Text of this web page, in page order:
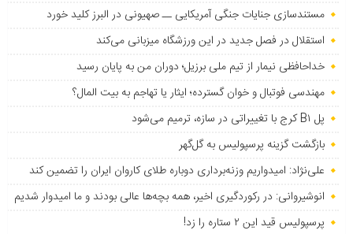
مستندسازی جنایات جنگی آمریکایی ــ صهیونی در البرز کلید خورد
استقلال در فصل جدید در این ورزشگاه میزبانی می‌کند
خداحافظی نیمار از تیم ملی برزیل؛ دوران من به پایان رسید
مهندسی فوتبال و خوان گسترده؛ ایثار یا تهاجم به بیت المال؟
پل B۱ کرج با تغییراتی در سازه، ترمیم می‌شود
بازگشت گزینه پرسپولیس به ‌گل‌گهر
علی‌نژاد: امیدواریم وزنه‌برداری دوباره طلای کاروان ایران را تضمین کند
انوشیروانی: در رکوردگیری اخیر، همه بچه‌ها عالی بودند و ما امیدوار شدیم
پرسپولیس قید این ۲ ستاره را زد!